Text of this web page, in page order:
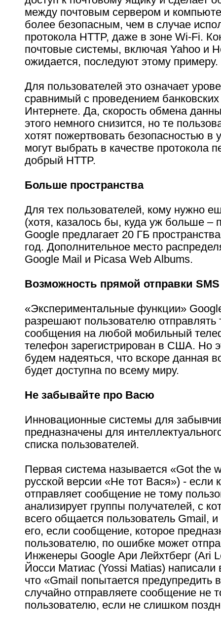
между почтовым сервером и
более безопасным, чем в случае
протокола HTTP, даже в зоне Wi-Fi.
почтовые системы, включая Yahoo и
ожидается, последуют этому примеру.
Для пользователей это означает
сравнимый с проведением
Интернете. Да, скорость обмена
этого немного снизится, но те
хотят пожертвовать безопасностью в
могут выбрать в качестве протокола
добрый HTTP.
Больше пространства
Для тех пользователей, кому нужно
(хотя, казалось бы, куда уж больше –
Google предлагает 20 ГБ
год. Дополнительное место
Google Mail и Picasa Web Albums.
Возможность прямой отправки SMS
«Экспериментальные функции»
разрешают пользователю отправлять
сообщения на любой мобильный
телефон зарегистрирован в США. Но
будем надеяться, что вскоре данная
будет доступна по всему миру.
Не забывайте про Васю
Инновационные системы для
предназначены для
списка пользователей.
Первая система называется «Got the
русской версии «Не тот Вася») - если
отправляет сообщение не тому
анализирует группы получателей, с
всего общается пользователь Gmail,
его, если сообщение, которое
пользователю, по ошибке может
Инженеры Google Ари Лейхтберг (Ari
Йосси Матиас (Yossi Matias) написали
что «Gmail попытается предупредить
случайно отправляете сообщение не
пользователю, если не слишком